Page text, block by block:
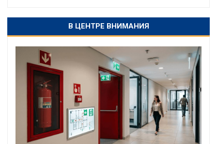
В ЦЕНТРЕ ВНИМАНИЯ